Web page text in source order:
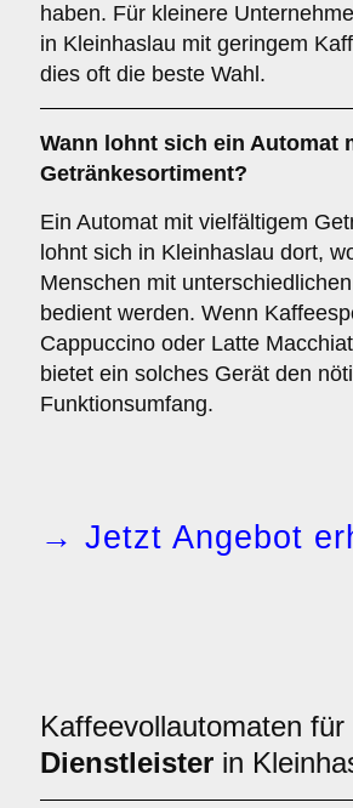
haben. Für kleinere
in Kleinhaslau mit geringem
dies oft die beste Wahl.
Wann lohnt sich ein Automat
Getränkesortiment?
Ein Automat mit vielfältigem
lohnt sich in Kleinhaslau dort,
Menschen mit
bedient werden. Wenn
Cappuccino oder Latte
bietet ein solches Gerät den
Funktionsumfang.
→ Jetzt Angebot
Kaffeevollautomaten für
Dienstleister in